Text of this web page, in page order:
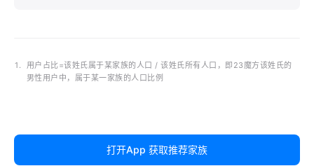
1.
用户占比=该姓氏属于某家族的人口 / 该姓氏所有人口，即23魔方该姓氏的
男性用户中，属于某一家族的人口比例
打开App 获取推荐家族